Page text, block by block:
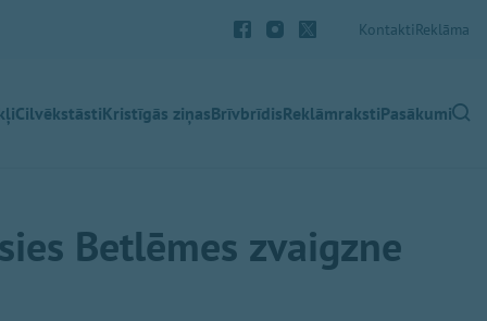
KontaktiReklāma
CilvēkstāstiKristīgās ziņasBrīvbrīdisReklāmrakstiPasākumi
Betlēmes zvaigzne